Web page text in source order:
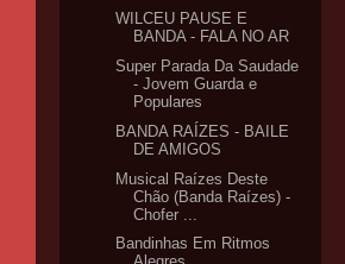
WILCEU PAUSE E
BANDA - FALA NO AR
Super Parada Da Saudade
- Jovem Guarda e
Populares
BANDA RAÍZES - BAILE
DE AMIGOS
Musical Raízes Deste
Chão (Banda Raízes) -
Chofer ...
Bandinhas Em Ritmos